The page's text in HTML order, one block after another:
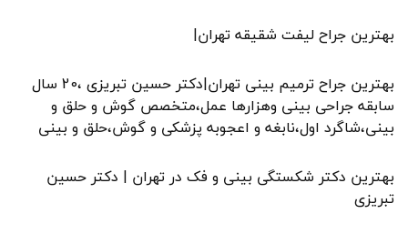
بهترین جراح لیفت شقیقه تهران|
بهترین جراح ترمیم بینی تهران|دکتر حسین تبریزی ،20 سال
سابقه جراحی بینی وهزارها عمل،متخصص گوش و حلق و
بینی،شاگرد اول،نابغه و اعجوبه پزشکی و گوش،حلق و بینی
بهترین دکتر شکستگی بینی و فک در تهران | دکتر حسین
تبریزی